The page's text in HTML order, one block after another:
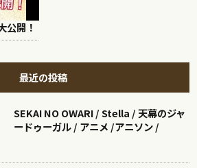
公開！
最近の投稿
SEKAI NO OWARI / Stella / 天幕のジャ
ードゥーガル / アニメ /アニソン /